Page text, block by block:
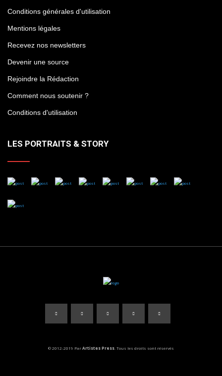
Conditions générales d'utilisation
Mentions légales
Recevez nos newsletters
Devenir une source
Rejoindre la Rédaction
Comment nous soutenir ?
Conditions d'utilisation
LES PORTRAITS & STORY
© 2012-2019 ParArtistes Press. Tous les droits sont réservés